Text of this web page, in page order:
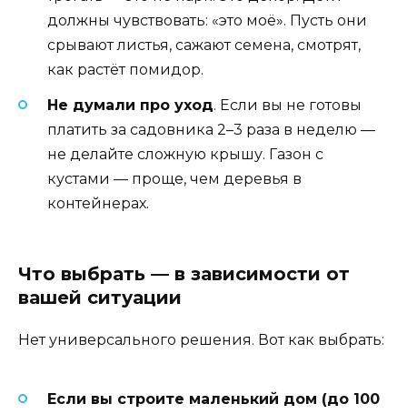
должны чувствовать: «это моё». Пусть они
срывают листья, сажают семена, смотрят,
как растёт помидор.
Не думали про уход. Если вы не готовы
платить за садовника 2–3 раза в неделю —
не делайте сложную крышу. Газон с
кустами — проще, чем деревья в
контейнерах.
Что выбрать — в зависимости от
вашей ситуации
Нет универсального решения. Вот как выбрать:
Если вы строите маленький дом (до 100